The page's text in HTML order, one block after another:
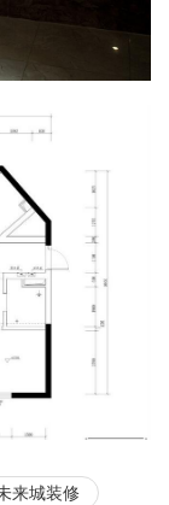
来城装修